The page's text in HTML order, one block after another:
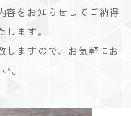
容をお知らせしてご納得
ます。
しますので、お気軽にお
。